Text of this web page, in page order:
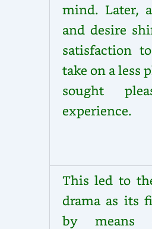
mind. Later,
and desire
satisfaction
take on a less
sought
experience.
This led to
drama as its
by means